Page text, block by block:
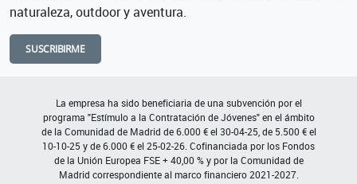
naturaleza, outdoor y aventura.
SUSCRIBIRME
La empresa ha sido beneficiaria de una subvención por el
programa "Estímulo a la Contratación de Jóvenes" en el ámbito
de la Comunidad de Madrid de 6.000 € el 30-04-25, de 5.500 € el
10-10-25 y de 6.000 € el 25-02-26. Cofinanciada por los Fondos
de la Unión Europea FSE + 40,00 % y por la Comunidad de
Madrid correspondiente al marco financiero 2021-2027.